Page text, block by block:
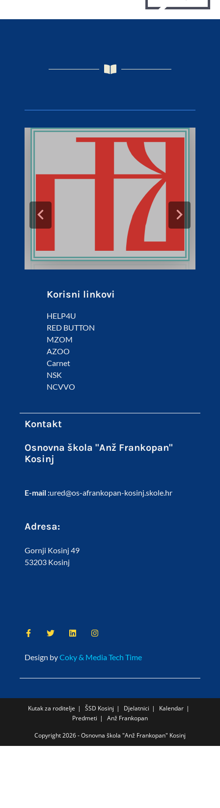
Korisni linkovi
HELP4U
RED BUTTON
MZOM
AZOO
Carnet
NSK
NCVVO
Kontakt
Osnovna škola "Anž Frankopan"
Kosinj
E-mail :ured@os-afrankopan-kosinj.skole.hr
Adresa:
Gornji Kosinj 49
53203 Kosinj
Design byCoky & Media Tech Time
Kutak za roditelje ŠSD Kosinj Djelatnici
Kalendar
Predmeti
Anž Frankopan
Copyright 2026 - Osnovna škola "Anž Frankopan" Kosinj